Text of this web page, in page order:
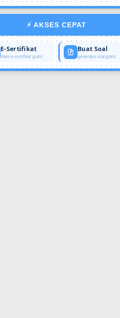
⚡ AKSES CEPAT
E-Sertifikat
klaim e-sertifikat gratis
Buat Soal
generator soal gratis